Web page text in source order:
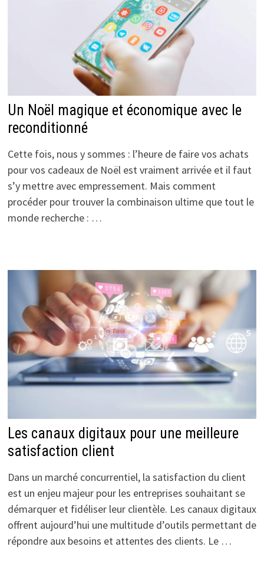
Un Noël magique et économique avec le
reconditionné
Cette fois, nous y sommes : l’heure de faire vos achats
pour vos cadeaux de Noël est vraiment arrivée et il faut
s’y mettre avec empressement. Mais comment
procéder pour trouver la combinaison ultime que tout le
monde recherche : …
Les canaux digitaux pour une meilleure
satisfaction client
Dans un marché concurrentiel, la satisfaction du client
est un enjeu majeur pour les entreprises souhaitant se
démarquer et fidéliser leur clientèle. Les canaux digitaux
offrent aujourd’hui une multitude d’outils permettant de
répondre aux besoins et attentes des clients. Le …